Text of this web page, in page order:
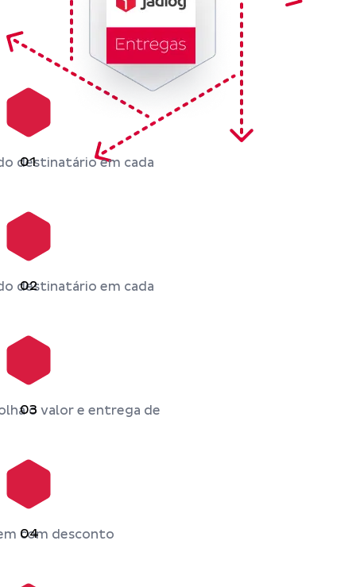
01
destinatário em cada
02
destinatário em cada
03o valor e entrega de
04
com desconto